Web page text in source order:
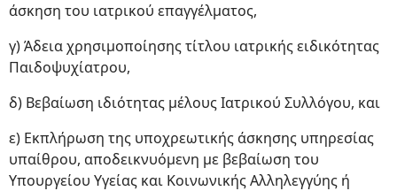
άσκηση του ιατρικού επαγγέλματος,
γ) Άδεια χρησιμοποίησης τίτλου ιατρικής ειδικότητας
Παιδοψυχίατρου,
δ) Βεβαίωση ιδιότητας μέλους Ιατρικού Συλλόγου, και
ε) Εκπλήρωση της υποχρεωτικής άσκησης υπηρεσίας
υπαίθρου, αποδεικνυόμενη με βεβαίωση του
Υπουργείου Υγείας και Κοινωνικής Αλληλεγγύης ή